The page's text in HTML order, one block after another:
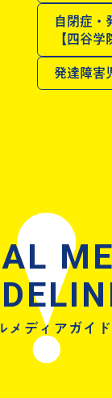
自閉症・
【四谷学
発達障害
メディアガイ